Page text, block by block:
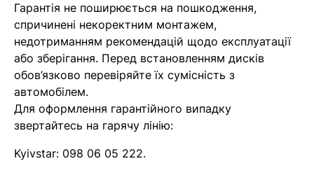
Гарантія не поширюється на пошкодження,
спричинені некоректним монтажем,
недотриманням рекомендацій щодо експлуатації
або зберігання. Перед встановленням дисків
обов’язково перевіряйте їх сумісність з
автомобілем.
Для оформлення гарантійного випадку
звертайтесь на гарячу лінію:
Kyivstar: 098 06 05 222.